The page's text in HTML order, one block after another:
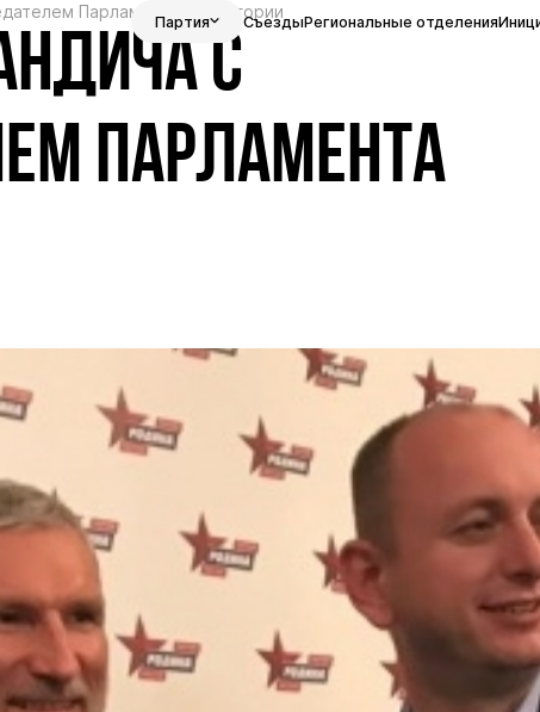
Партия СъездыРегиональные отделения
Парламента Черногории
С
ПАРЛАМЕНТА